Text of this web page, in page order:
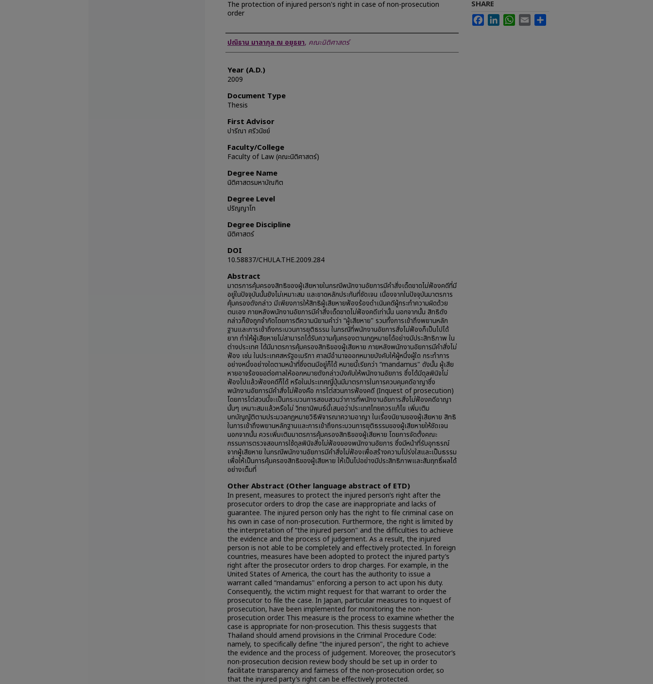
The protection of injured person's right in case of non-prosecution
order
Author
ปณิธาน มาลากุล ณ อยุธยา, คณะนิติศาสตร์
Year (A.D.)
2009
Document Type
Thesis
First Advisor
ปารีณา ศรีวนิชย์
Faculty/College
Faculty of Law (คณะนิติศาสตร์)
Degree Name
นิติศาสตรมหาบัณฑิต
Degree Level
ปริญญาโท
Degree Discipline
นิติศาสตร์
DOI
10.58837/CHULA.THE.2009.284
Abstract
มาตรการคุ้มครองสิทธิของผู้เสียหายในกรณีพนักงานอัยการมีคำสั่งเด็ดขาดไม่ฟ้องคดีที่มี
อยู่ในปัจจุบันนั้นยังไม่เหมาะสม และขาดหลักประกันที่ชัดเจน เนื่องจากในปัจจุบันมาตรการ
คุ้มครองดังกล่าว มีเพียงการให้สิทธิผู้เสียหายฟ้องร้องดำเนินคดีผู้กระทำความผิดด้วย
ตนเอง ภายหลังพนักงานอัยการมีคำสั่งเด็ดขาดไม่ฟ้องคดีเท่านั้น นอกจากนั้น สิทธิดัง
กล่าวก็ยังถูกจำกัดโดยการตีความนิยามคำว่า “ผู้เสียหาย" รวมทั้งการเข้าถึงพยานหลัก
ฐานและการเข้าถึงกระบวนการยุติธรรม ในกรณีที่พนักงานอัยการสั่งไม่ฟ้องก็เป็นไปได้
ยาก ทำให้ผู้เสียหายไม่สามารถได้รับความคุ้มครองตามกฎหมายได้อย่างมีประสิทธิภาพ ใน
ต่างประเทศ ได้มีมาตรการคุ้มครองสิทธิของผู้เสียหาย ภายหลังพนักงานอัยการมีคำสั่งไม่
ฟ้อง เช่น ในประเทศสหรัฐอเมริกา ศาลมีอำนาจออกหมายบังคับให้ผู้หนึ่งผู้ใด กระทำการ
อย่างหนึ่งอย่างใดตามหน้าที่ซึ่งตนมีอยู่ก็ได้ หมายนี้เรียกว่า “mandamus" ดังนั้น ผู้เสีย
หายอาจร้องขอต่อศาลให้ออกหมายดังกล่าวบังคับให้พนักงานอัยการ ซึ่งได้มีดุลพินิจไม่
ฟ้องไปแล้วฟ้องคดีก็ได้ หรือในประเทศญี่ปุ่นมีมาตรการในการควบคุมคดีอาญาซึ่ง
พนักงานอัยการมีคำสั่งไม่ฟ้องคือ การไต่สวนการฟ้องคดี (Inquest of prosecution)
โดยการไต่สวนนี้จะเป็นกระบวนการสอบสวนว่าการที่พนักงานอัยการสั่งไม่ฟ้องคดีอาญา
นั้นๆ เหมาะสมแล้วหรือไม่ วิทยานิพนธ์นี้เสนอว่าประเทศไทยควรแก้ไข เพิ่มเติม
บทบัญญัติตามประมวลกฎหมายวิธีพิจารณาความอาญา ในเรื่องนิยามของผู้เสียหาย สิทธิ
ในการเข้าถึงพยานหลักฐานและการเข้าถึงกระบวนการยุติธรรมของผู้เสียหายให้ชัดเจน
นอกจากนั้น ควรเพิ่มเติมมาตรการคุ้มครองสิทธิของผู้เสียหาย โดยการจัดตั้งคณะ
กรรมการตรวจสอบการใช้ดุลพินิจสั่งไม่ฟ้องของพนักงานอัยการ ซึ่งมีหน้าที่รับอุทธรณ์
จากผู้เสียหาย ในกรณีพนักงานอัยการมีคำสั่งไม่ฟ้องเพื่อสร้างความโปร่งใสและเป็นธรรม
เพื่อให้เป็นการคุ้มครองสิทธิของผู้เสียหาย ให้เป็นไปอย่างมีประสิทธิภาพและสัมฤทธิ์ผลได้
อย่างเต็มที่
Other Abstract (Other language abstract of ETD)
In present, measures to protect the injured person’s right after the
prosecutor orders to drop the case are inappropriate and lacks of
guarantee. The injured person only has the right to file criminal case on
his own in case of non-prosecution. Furthermore, the right is limited by
the interpretation of “the injured person" and the difficulties to achieve
the evidence and the process of judgement. As a result, the injured
person is not able to be completely and effectively protected. In foreign
countries, measures have been adopted to protect the injured party’s
right after the prosecutor orders to drop charges. For example, in the
United States of America, the court has the authority to issue a
warrant called “mandamus" enforcing a person to act upon his duty.
Consequently, the victim might request for that warrant to order the
prosecutor to file the case. In Japan, particular measures to inquest of
prosecution, have been implemented for monitoring the non-
prosecution order. This measure is the process to examine whether the
case is appropriate for non-prosecution. This thesis suggests that
Thailand should amend provisions in the Criminal Procedure Code:
namely, to specifically define “the injured person", the right to achieve
the evidence and the process of judgement. Moreover, the prosecutor’s
non-prosecution decision review body should be set up in order to
facilitate transparency and fairness of the non-prosecution order, so
that the injured party’s right can be effectively protected.
SHARE
FacebookLinkedInWhatsApp
Email